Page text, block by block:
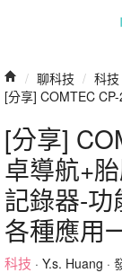
/ 聊科技 / 科技
[分享] COMTEC
[分享]
卓導航+
記錄器-功
各種應用
科技 · Y.s. Huang ·